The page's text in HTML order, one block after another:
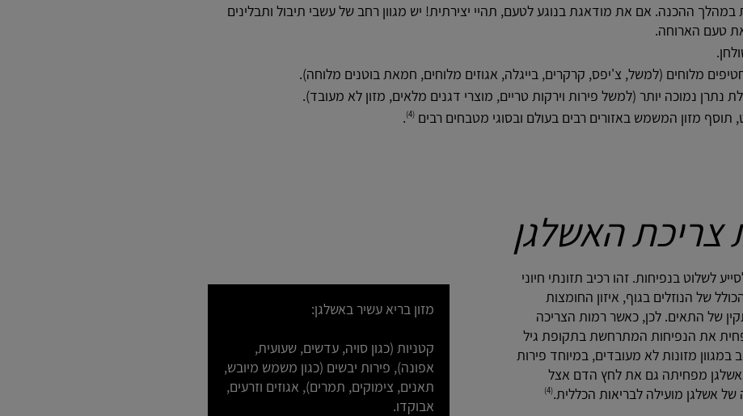
במהלך ההכנה. אם את מודאגת בנוגע לטעם, תהיי יצירתית! יש מגוון רחב של עשבי תיבול ותבלינים
טעם הארוחה.
מלוחים (למשל, צ'יפס, קרקרים, בייגלה, אגוזים מלוחים, חמאת בוטנים מלוחה).
נתרן נמוכה יותר (למשל פירות וירקות טריים, מוצרי דגנים מלאים, מזון לא מעובד).
תוסף מזון המשמש באזורים רבים בעולם ובסוגי מטבחים רבים(4)
.
צריכת האשלגן
מזון בריא עשיר באשלגן:
קטניות (כגון סויה, עדשים, שעועית,
אפונה), פירות יבשים (כגון משמש מיובש,
תאנים, צימוקים, תמרים), אגוזים וזרעים,
אבוקדו.
לשלוט בנפיחות. זהו רכיב תזונתי חיוני
של הנוזלים בגוף, איזון החומצות
של התאים. לכן, כאשר רמות הצריכה
את הנפיחות המתרחשת בתקופת גיל
מזונות לא מעובדים, במיוחד פירות
אשלגן מפחיתה גם את לחץ הדם אצל
של אשלגן מועילה לבריאות הכללית.(4)